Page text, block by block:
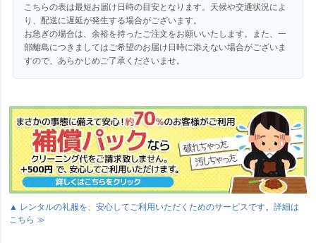
こちらの表は最短お届け日時の目安となります。天候や交通状況によ
り、配送に遅延が発生する場合がございます。
お急ぎの場合は、余裕を持ったご注文をお願いいたします。また、一
部離島につきましてはご希望のお届け日時に添えない場合がございま
すので、あらかじめご了承くださいませ。
▲ レンタルの礼服を、安心してご利用いただくためのサービスです。詳細は
こちら ≫